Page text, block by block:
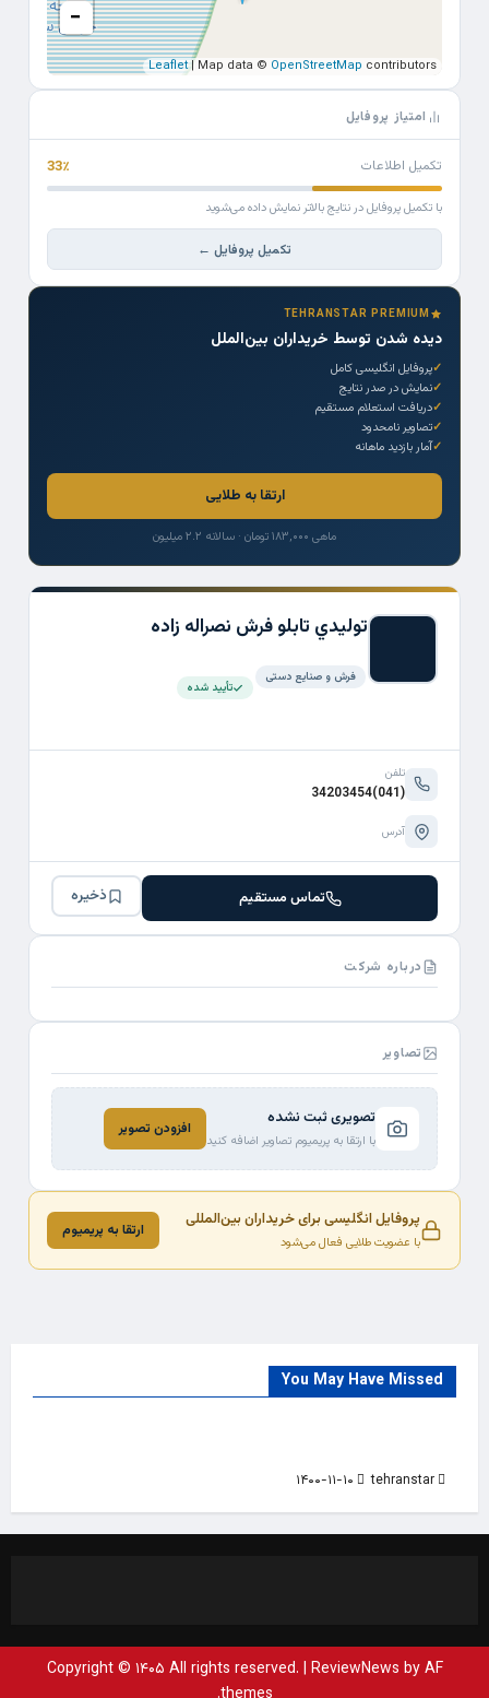
توليدي تابلو فرش نصراله زاده
فرش و صنایع دستی
تأیید شده
تلفن
(041)34203454
آدرس
تماس مستقیم ذخیره
درباره شرکت
تصاویر
تصویری ثبت نشده
با ارتقا به پریمیوم تصاویر اضافه کنید
افزودن تصویر
پروفایل انگلیسی برای خریداران بین‌المللی
با عضویت طلایی فعال می‌شود
ارتقا به پریمیوم
−
Leaflet| Map data © OpenStreetMap contributors
امتیاز پروفایل
تکمیل اطلاعات 33٪
با تکمیل پروفایل در نتایج بالاتر نمایش داده می‌شوید
تکمیل پروفایل ←
TEHRANSTAR PREMIUM
دیده شدن توسط خریداران بین‌الملل
پروفایل انگلیسی کامل
نمایش در صدر نتایج
دریافت استعلام مستقیم
تصاویر نامحدود
آمار بازدید ماهانه
ارتقا به طلایی
ماهی ۱۸۳,۰۰۰ تومان · سالانه ۲.۲ میلیون
You May Have Missed
Countries
India
Trade Source
tehranstar
Copyright © ۱۴۰۵ All rights reserved. | ReviewNews by AF